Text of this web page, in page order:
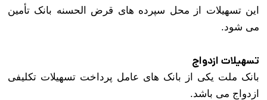
این تسهیلات از محل سپرده های قرض الحسنه بانک تأمین
می شود.
تسهیلات ازدواج
بانک ملت یکی از بانک های عامل پرداخت تسهیلات تکلیفی
ازدواج می باشد.